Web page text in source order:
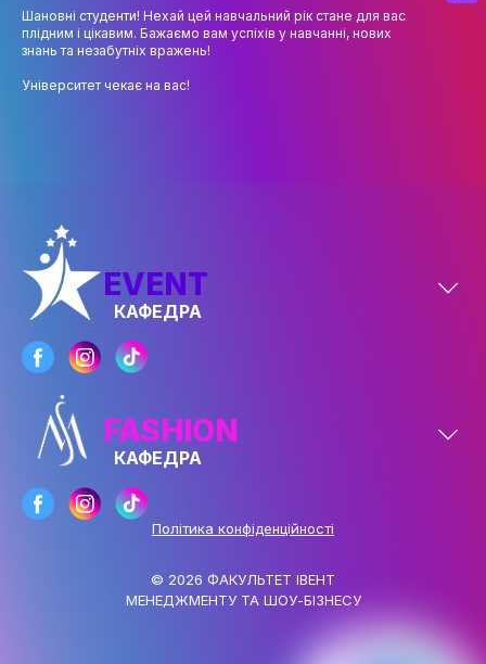
КАФЕДРА ФЕШН ТА ШОУ-БІЗНЕСУ
МЕТА, ЗАВДАННЯ ТА ІСТОРІЯ КАФЕДРИ
НАУКА
НАУК.РОБОТА СТУДЕНТІВ
КОНФЕРЕНЦІЇ, СЕМІНАРИ
ПІДВИЩЕННЯ КВАЛІФІКАЦІЇ
ЯКІСТЬ ОСВІТИ
ЗДОБУВАЧІВ
Шановні студенти! Нехай цей навчальний рік стане для вас
плідним і цікавим. Бажаємо вам успіхів у навчанні, нових
знань та незабутніх вражень!
Університет чекає на вас!
EVENT
КАФЕДРА
FASHION
КАФЕДРА
Політика конфіденційності
© 2026 ФАКУЛЬТЕТ ІВЕНТ
МЕНЕДЖМЕНТУ ТА ШОУ-БІЗНЕСУ